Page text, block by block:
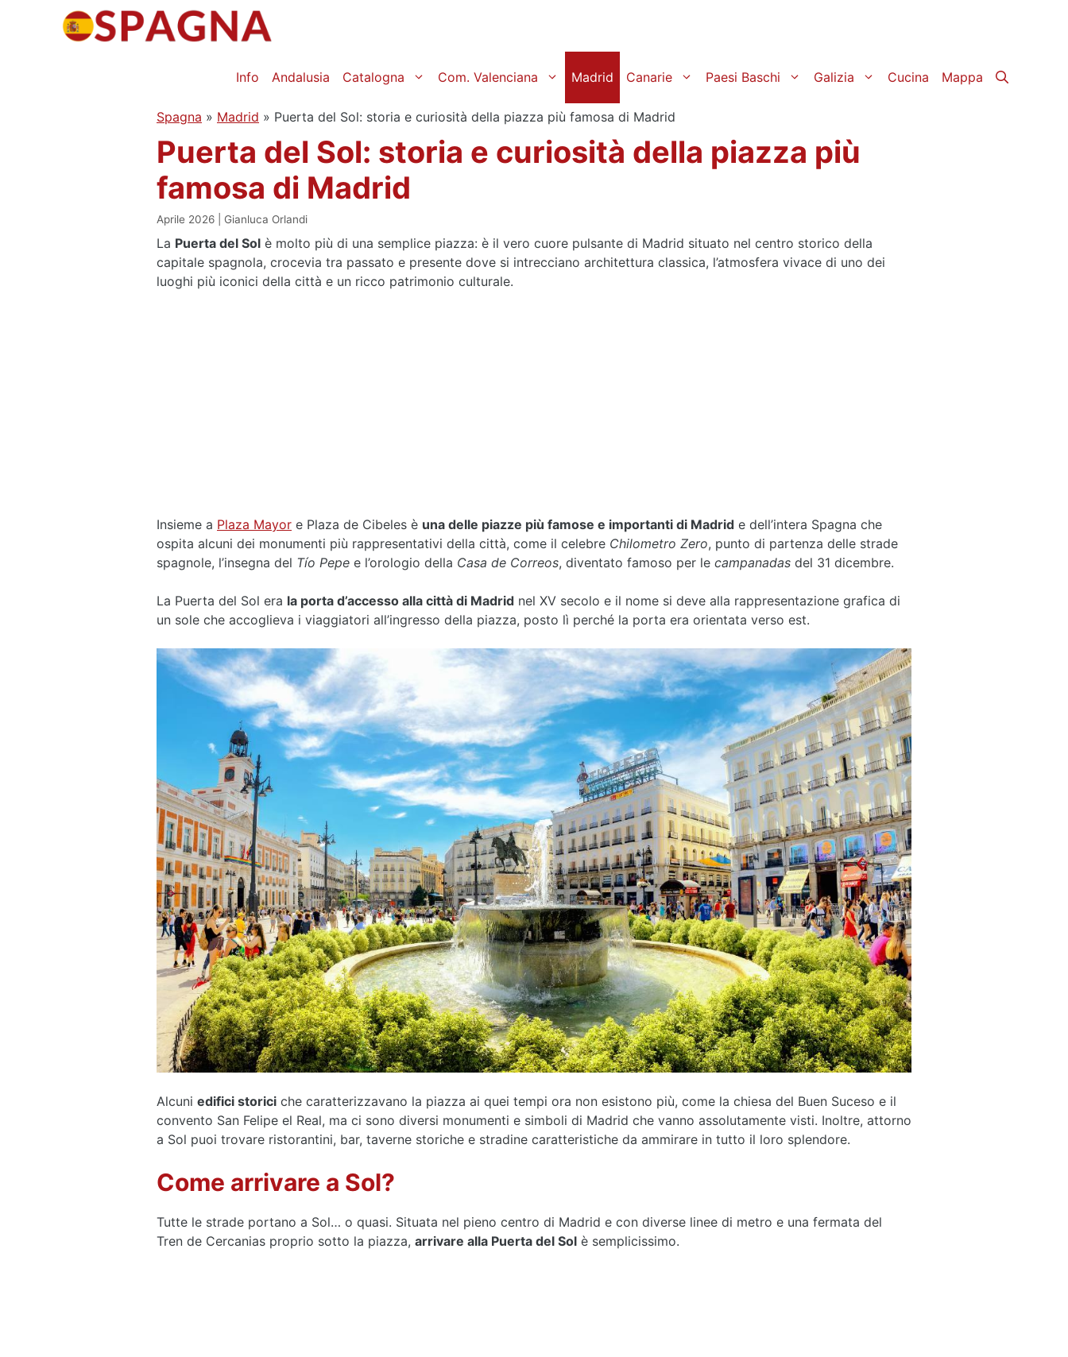
Info
Andalusia Catalogna Com. Valenciana Madrid Canarie Paesi Baschi Galizia Cucina Mappa
Spagna » Madrid » Puerta del Sol: storia e curiosità della piazza più famosa di Madrid
Puerta del Sol: storia e curiosità della piazza più
famosa di Madrid
Aprile 2026 Gianluca Orlandi
La Puerta del Sol è molto più di una semplice piazza: è il vero cuore pulsante di Madrid situato nel centro storico della
capitale spagnola, crocevia tra passato e presente dove si intrecciano architettura classica, l’atmosfera vivace di uno dei
luoghi più iconici della città e un ricco patrimonio culturale.
Insieme a Plaza Mayor e Plaza de Cibeles è una delle piazze più famose e importanti di Madrid e dell’intera Spagna che
ospita alcuni dei monumenti più rappresentativi della città, come il celebre Chilometro Zero, punto di partenza delle strade
spagnole, l’insegna del Tío Pepe e l’orologio della Casa de Correos, diventato famoso per le campanadas del 31 dicembre.
La Puerta del Sol era la porta d’accesso alla città di Madrid nel XV secolo e il nome si deve alla rappresentazione grafica di
un sole che accoglieva i viaggiatori all’ingresso della piazza, posto lì perché la porta era orientata verso est.
Alcuni edifici storici che caratterizzavano la piazza ai quei tempi ora non esistono più, come la chiesa del Buen Suceso e il
convento San Felipe el Real, ma ci sono diversi monumenti e simboli di Madrid che vanno assolutamente visti. Inoltre, attorno
a Sol puoi trovare ristorantini, bar, taverne storiche e stradine caratteristiche da ammirare in tutto il loro splendore.
Come arrivare a Sol?
Tutte le strade portano a Sol… o quasi. Situata nel pieno centro di Madrid e con diverse linee di metro e una fermata del
Tren de Cercanias proprio sotto la piazza, arrivare alla Puerta del Sol è semplicissimo.